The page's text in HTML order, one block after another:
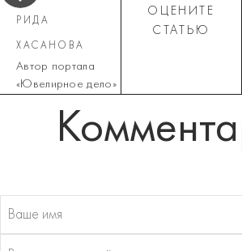
РИДА
ХАСАНОВА
Автор портала
«Ювелирное дело»
ОЦЕНИТЕ
СТАТЬЮ